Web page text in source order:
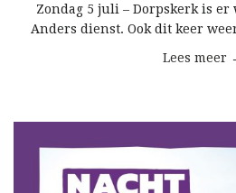
Zondag 5 juli – Dorpskerk is er
Anders dienst. Ook dit keer
Lees meer